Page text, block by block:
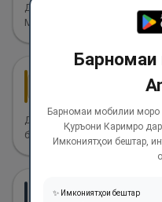
Дуоҳои паёмбарони Аллоҳ
Муҳаммад (с), Иброҳим,
Истиъозаҳои
Дуоҳо барои паноҳ бурдан
бадиҳо, танбалӣ, тарсу
Зикрҳои субҳ
Барномаи
Барномаи мобилии моро
Қуръони Каримро
Имкониятҳои бештар,
✨ Имкониятҳои бештар